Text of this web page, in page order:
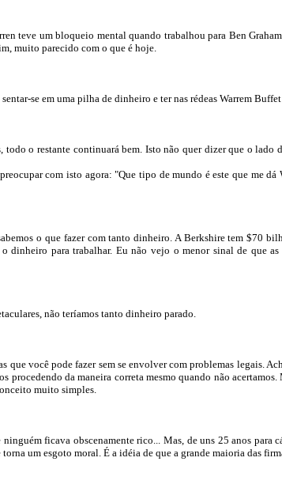
teve um bloqueio mental quando trabalhou para Ben Graham
muito parecido com o que é hoje.
se em uma pilha de dinheiro e ter nas rédeas Warrem Buffet
todo o restante continuará bem. Isto não quer dizer que o
com isto agora: "Que tipo de mundo é este que me dá
o que fazer com tanto dinheiro. ABerkshiretem $70
dinheiro para trabalhar. Eu não vejo o menor sinal de que
não teríamos tanto dinheiro parado.
você pode fazer sem se envolver com problemas legais.
da maneira correta mesmo quando não
muito simples.
ficava obscenamente rico... Mas, de uns 25 anos para
um esgoto moral. É a idéia de que a grande maioria das